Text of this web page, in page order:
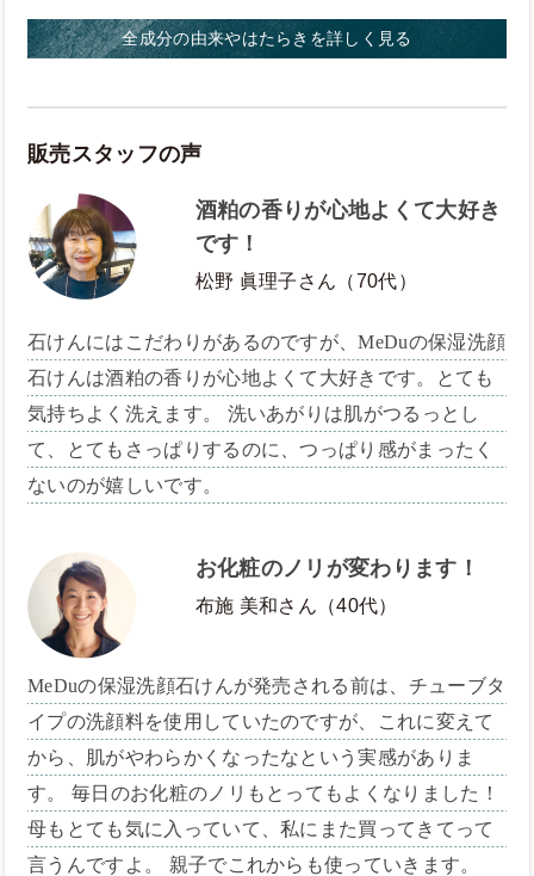
全成分の由来やはたらきを詳しく見る
販売スタッフの声
酒粕の香りが心地よくて大好き
です！
松野 眞理子さん（70代）
石けんにはこだわりがあるのですが、MeDuの保湿洗顔
石けんは酒粕の香りが心地よくて大好きです。とても
気持ちよく洗えます。 洗いあがりは肌がつるっとし
て、とてもさっぱりするのに、つっぱり感がまったく
ないのが嬉しいです。
お化粧のノリが変わります！
布施 美和さん（40代）
MeDuの保湿洗顔石けんが発売される前は、チューブタ
イプの洗顔料を使用していたのですが、これに変えて
から、肌がやわらかくなったなという実感がありま
す。 毎日のお化粧のノリもとってもよくなりました！
母もとても気に入っていて、私にまた買ってきてって
言うんですよ。 親子でこれからも使っていきます。